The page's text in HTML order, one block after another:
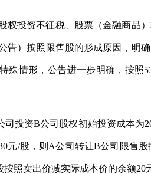
权投资不征税、股票（金融商品
告）按照限售股的形成原因，明
殊情形，公告进一步明确，按
司投资B公司股权初始投资成本为
元/股，则A公司转让B公司限售
照卖出价减实际成本价的余额20